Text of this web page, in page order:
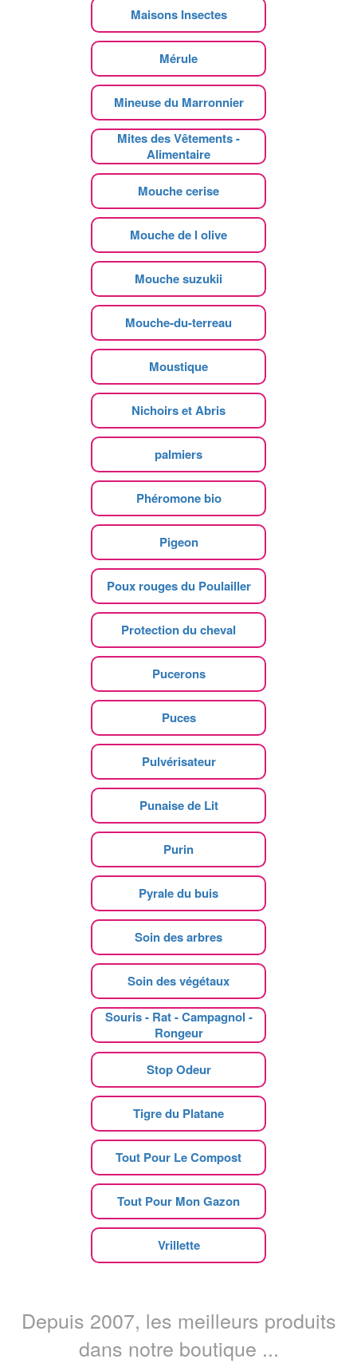
Maisons Insectes
Mérule
Mineuse du Marronnier
Mites des Vêtements -
Alimentaire
Mouche cerise
Mouche de l olive
Mouche suzukii
Mouche-du-terreau
Moustique
Nichoirs et Abris
palmiers
Phéromone bio
Pigeon
Poux rouges du Poulailler
Protection du cheval
Pucerons
Puces
Pulvérisateur
Punaise de Lit
Purin
Pyrale du buis
Soin des arbres
Soin des végétaux
Souris - Rat - Campagnol -
Rongeur
Stop Odeur
Tigre du Platane
Tout Pour Le Compost
Tout Pour Mon Gazon
Vrillette
Depuis 2007, les meilleurs produits
dans notre boutique ...